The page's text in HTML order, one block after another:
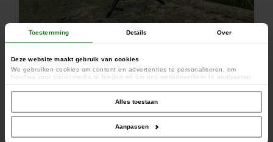
Toestemming Details Over
Deze website maakt gebruik van cookies
We gebruiken cookies om content en advertenties te personaliseren, om
functies voor social media te bieden en om ons websiteverkeer te analyseren.
social media, adverteren en analyse. Deze partners kunnen deze gegevens
combineren met andere informatie die u aan ze heeft verstrekt of die ze hebben
verzameld op basis van uw gebruik van hun services.
Alles toestaan
Aanpassen